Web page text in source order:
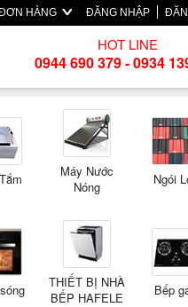
HÀNG ĐĂNG NHẬP
HOT LINE
0944 690 379 - 0934
Máy Nước
Nóng
Ngói
THIẾT BỊ NHÀ
BẾP HAFELE
Bếp